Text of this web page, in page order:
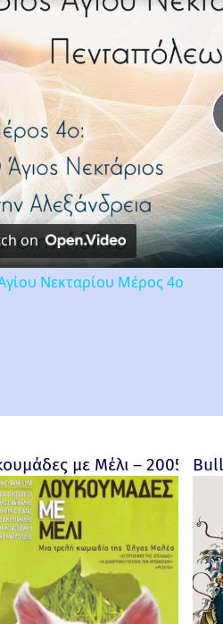
on
Νεκταρίου Μέρος 4ο
qu'on a encore fait au
με Μέλι – 2005